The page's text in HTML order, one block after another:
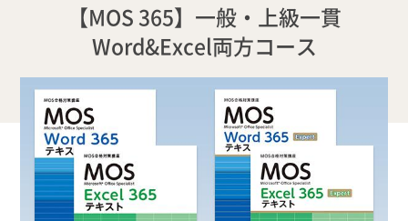
【MOS 365】一般・上級一貫
Word&Excel両方コース